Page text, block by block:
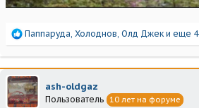
Р
а
к
ц
и
и
Паппаруда Холоднов Олд Джек и еще 4
ash-oldgaz
Пользователь 10 лет на форуме